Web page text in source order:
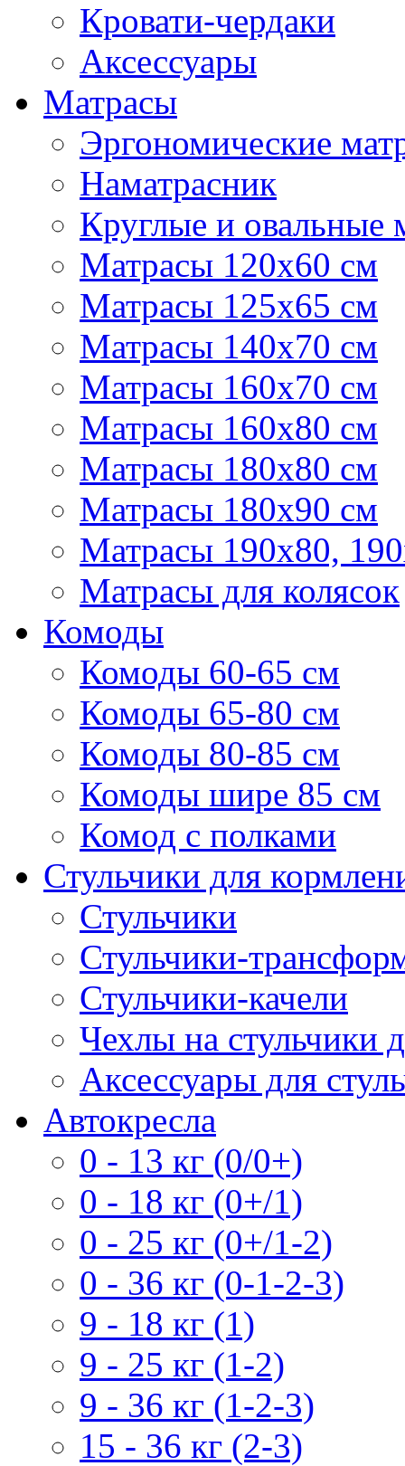
Кровати-чердаки
Аксессуары
Матрасы
Эргономические
Наматрасник
Круглые и овальные
Матрасы 120х60 см
Матрасы 125х65 см
Матрасы 140х70 см
Матрасы 160х70 см
Матрасы 160х80 см
Матрасы 180х80 см
Матрасы 180х90 см
Матрасы 190х80,
Матрасы для колясок
Комоды
Комоды 60-65 см
Комоды 65-80 см
Комоды 80-85 см
Комоды шире 85 см
Комод с полками
Стульчики для
Стульчики
Стульчики-
Стульчики-качели
Чехлы на стульчики
Аксессуары для
Автокресла
0 - 13 кг (0/0+)
0 - 18 кг (0+/1)
0 - 25 кг (0+/1-2)
0 - 36 кг (0-1-2-3)
9 - 18 кг (1)
9 - 25 кг (1-2)
9 - 36 кг (1-2-3)
15 - 36 кг (2-3)